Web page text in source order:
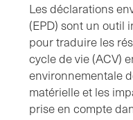
Les déclarations
(EPD) sont un outil
pour traduire les
cycle de vie (ACV)
environnementale
matérielle et les
prise en compte